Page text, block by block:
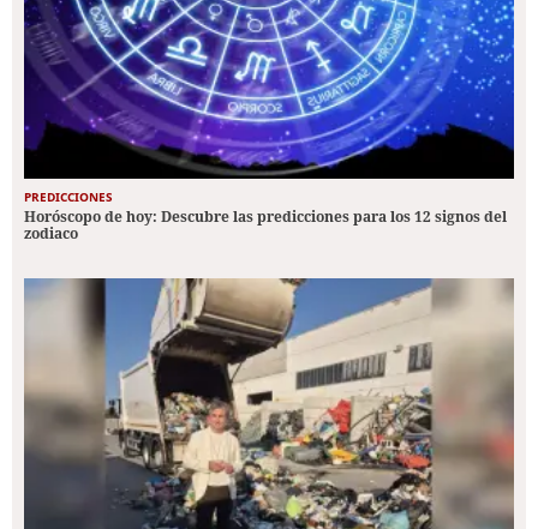
PREDICCIONES
Horóscopo de hoy: Descubre las predicciones para los 12 signos del
zodiaco